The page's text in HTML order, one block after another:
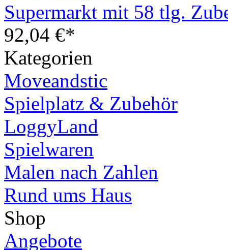
Supermarkt mit 58 tlg.
92,04 €*
Kategorien
Moveandstic
Spielplatz & Zubehör
LoggyLand
Spielwaren
Malen nach Zahlen
Rund ums Haus
Shop
Angebote